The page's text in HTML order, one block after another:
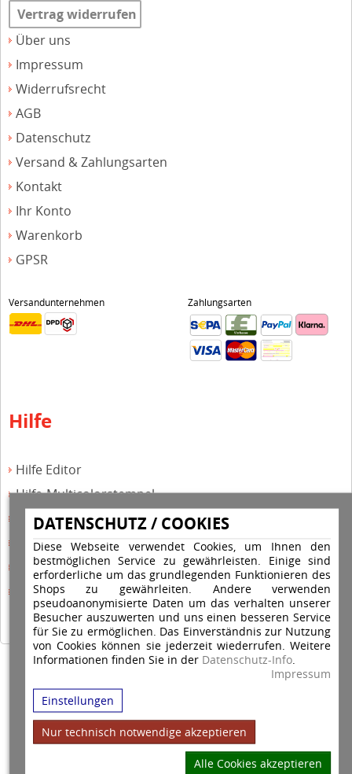
DATENSCHUTZ / COOKIES
Diese Webseite verwendet Cookies, um Ihnen den
bestmöglichen Service zu gewährleisten. Einige sind
erforderliche um das grundlegenden Funktionieren des
Shops zu gewährleiten. Andere verwenden
pseudoanonymisierte Daten um das verhalten unserer
Besucher auszuwerten und uns einen besseren Service
für Sie zu ermöglichen. Das Einverständnis zur Nutzung
von Cookies können sie jederzeit wiederrufen. Weitere
Informationen finden Sie in der Datenschutz-Info.
Impressum
Einstellungen
Nur technisch notwendige akzeptieren
Alle Cookies akzeptieren
Vertrag widerrufen
Über uns
Impressum
Widerrufsrecht
AGB
Datenschutz
Versand & Zahlungsarten
Kontakt
Ihr Konto
Warenkorb
GPSR
Versandunternehmen Zahlungsarten
Hilfe
Hilfe Editor
Hilfe-Multicolorstempel
Hilfe-Rundstempel
Hilfe Rundstempel Holz
Hilfe Stempelkissen wechseln
Hilfe Stempelplatte wechseln
Copyright © 2026 Stempel Toenges GmbH - Alle Rechte vorbehalten